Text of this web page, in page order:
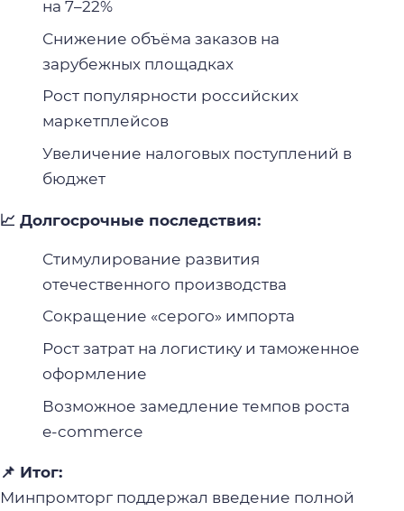
на 7–22%
Снижение объёма заказов на
зарубежных площадках
Рост популярности российских
маркетплейсов
Увеличение налоговых поступлений в
бюджет
📈 Долгосрочные последствия:
Стимулирование развития
отечественного производства
Сокращение «серого» импорта
Рост затрат на логистику и таможенное
оформление
Возможное замедление темпов роста
e-commerce
📌 Итог:
Минпромторг поддержал введение полной